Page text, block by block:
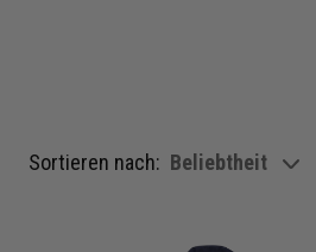
Sortieren nach: show filteroptions
Beliebtheit